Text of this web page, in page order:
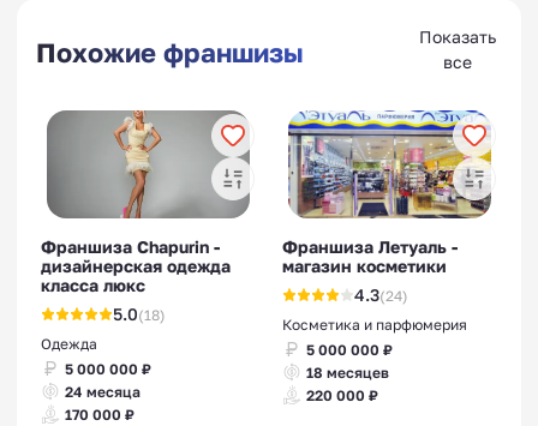
Похожие франшизы
Показать
все
Франшиза Chapurin -
дизайнерская одежда
класса люкс
5.0(18)
Одежда
5 000 000 ₽
24 месяца
170 000 ₽
Франшиза Летуаль -
магазин косметики
4.3(24)
Косметика и парфюмерия
5 000 000 ₽
18 месяцев
220 000 ₽